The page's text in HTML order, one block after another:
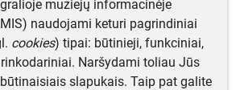
muziejų informacinėje
naudojami keturi pagrindiniai
cookies) tipai: būtinieji, funkciniai,
Naršydami toliau Jūs
slapukais. Taip pat galite